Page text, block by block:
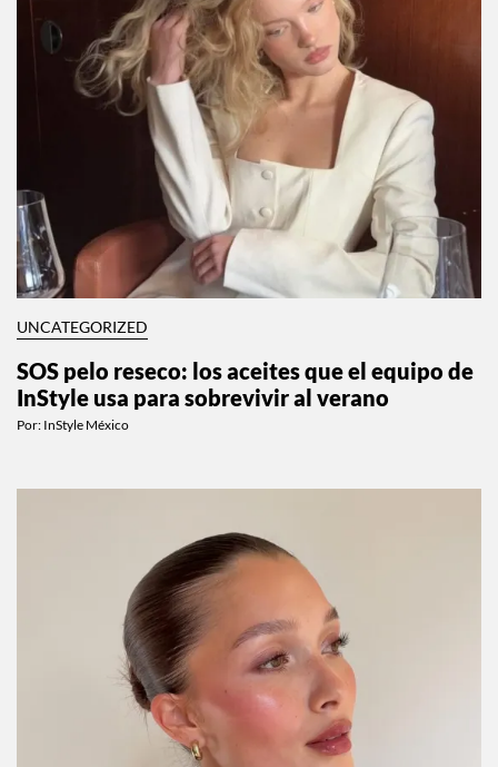
UNCATEGORIZED
SOS pelo reseco: los aceites que el equipo de
InStyle usa para sobrevivir al verano
Por: InStyle México